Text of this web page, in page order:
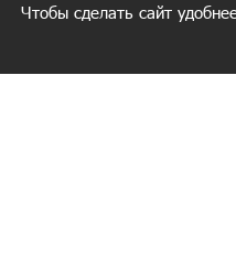
Чтобы сделать сайт